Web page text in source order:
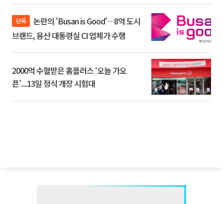
단독
브랜드, 용산 대통령실 CI 업체가 수행
2000억 수혈받은 홈플러스 ‘오늘 가오
픈’...13일 정식 개장 시험대